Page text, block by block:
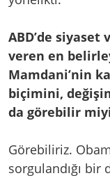
ABD’de
veren en
Mamdani’nin
biçimini,
da görebilir
Görebiliriz.
sorgulandığı bir